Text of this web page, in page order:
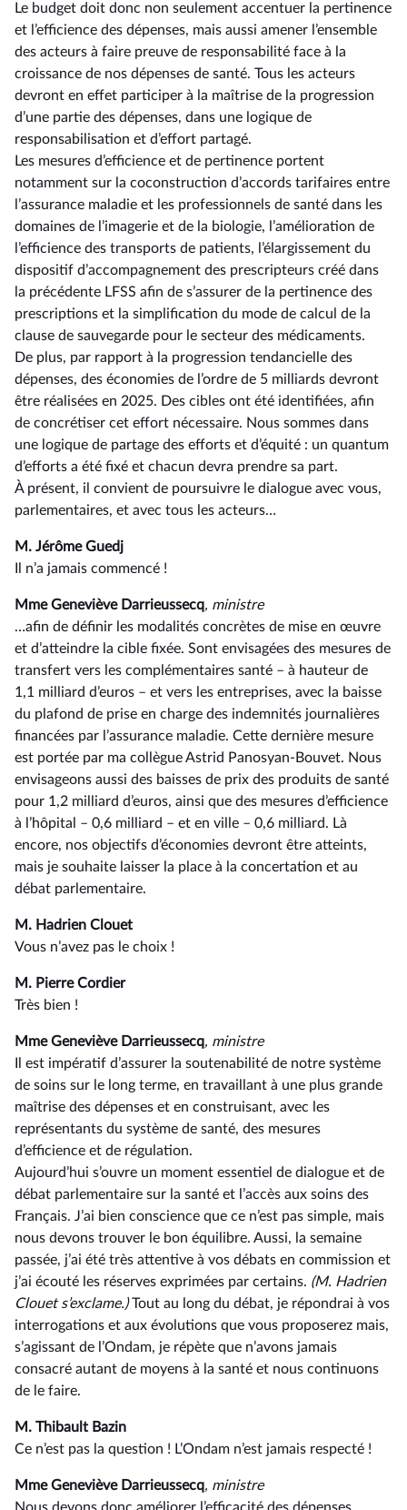
Le budget doit donc non seulement accentuer la pertinence
et l’efficience des dépenses, mais aussi amener l’ensemble
des acteurs à faire preuve de responsabilité face à la
croissance de nos dépenses de santé. Tous les acteurs
devront en effet participer à la maîtrise de la progression
d’une partie des dépenses, dans une logique de
responsabilisation et d’effort partagé.
Les mesures d’efficience et de pertinence portent
notamment sur la coconstruction d’accords tarifaires entre
l’assurance maladie et les professionnels de santé dans les
domaines de l’imagerie et de la biologie, l’amélioration de
l’efficience des transports de patients, l’élargissement du
dispositif d’accompagnement des prescripteurs créé dans
la précédente LFSS afin de s’assurer de la pertinence des
prescriptions et la simplification du mode de calcul de la
clause de sauvegarde pour le secteur des médicaments.
De plus, par rapport à la progression tendancielle des
dépenses, des économies de l’ordre de 5 milliards devront
être réalisées en 2025. Des cibles ont été identifiées, afin
de concrétiser cet effort nécessaire. Nous sommes dans
une logique de partage des efforts et d’équité : un quantum
d’efforts a été fixé et chacun devra prendre sa part.
À présent, il convient de poursuivre le dialogue avec vous,
parlementaires, et avec tous les acteurs…
M. Jérôme Guedj
Il n’a jamais commencé !
Mme Geneviève Darrieussecq, ministre
…afin de définir les modalités concrètes de mise en œuvre
et d’atteindre la cible fixée. Sont envisagées des mesures de
transfert vers les complémentaires santé –⁠ à hauteur de
1,1 milliard d’euros – et vers les entreprises, avec la baisse
du plafond de prise en charge des indemnités journalières
financées par l’assurance maladie. Cette dernière mesure
est portée par ma collègue Astrid Panosyan-Bouvet. Nous
envisageons aussi des baisses de prix des produits de santé
pour 1,2 milliard d’euros, ainsi que des mesures d’efficience
à l’hôpital –⁠ 0,6 milliard – et en ville –⁠ 0,6 milliard. Là
encore, nos objectifs d’économies devront être atteints,
mais je souhaite laisser la place à la concertation et au
débat parlementaire.
M. Hadrien Clouet
Vous n’avez pas le choix !
M. Pierre Cordier
Très bien !
Mme Geneviève Darrieussecq, ministre
Il est impératif d’assurer la soutenabilité de notre système
de soins sur le long terme, en travaillant à une plus grande
maîtrise des dépenses et en construisant, avec les
représentants du système de santé, des mesures
d’efficience et de régulation.
Aujourd’hui s’ouvre un moment essentiel de dialogue et de
débat parlementaire sur la santé et l’accès aux soins des
Français. J’ai bien conscience que ce n’est pas simple, mais
nous devons trouver le bon équilibre. Aussi, la semaine
passée, j’ai été très attentive à vos débats en commission et
j’ai écouté les réserves exprimées par certains. (M. Hadrien
Clouet s’exclame.)Tout au long du débat, je répondrai à vos
interrogations et aux évolutions que vous proposerez mais,
s’agissant de l’Ondam, je répète que n’avons jamais
consacré autant de moyens à la santé et nous continuons
de le faire.
M. Thibault Bazin
Ce n’est pas la question ! L’Ondam n’est jamais respecté !
Mme Geneviève Darrieussecq, ministre